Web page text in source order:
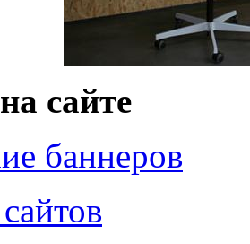
сайте
баннеров